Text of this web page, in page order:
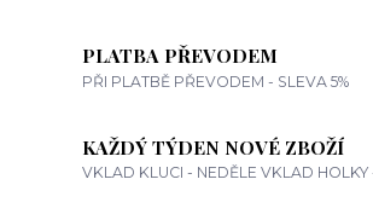
PLATBA PŘEVODEM
PŘI PLATBĚ PŘEVODEM - SLEVA 5%
KAŽDÝ TÝDEN NOVÉ ZBOŽÍ
VKLAD KLUCI - NEDĚLE VKLAD HOLKY